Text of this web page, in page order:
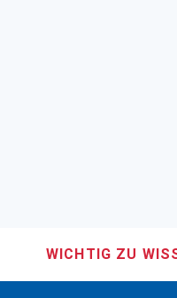
WICHTIG ZU